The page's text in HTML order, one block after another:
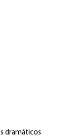
dramáticos